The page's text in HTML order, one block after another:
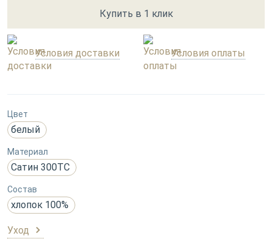
Купить в 1 клик
Условия доставки Условия оплаты
Цвет
белый
Материал
Сатин 300ТС
Состав
хлопок 100%
Уход